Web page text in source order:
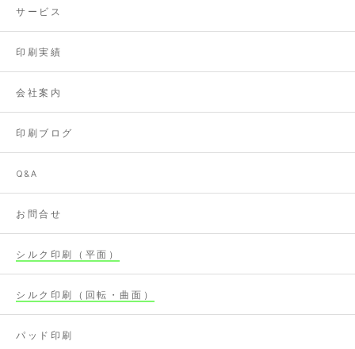
サービス
印刷実績
会社案内
印刷ブログ
Q&A
お問合せ
シルク印刷（平面）
シルク印刷（回転・曲面）
パッド印刷